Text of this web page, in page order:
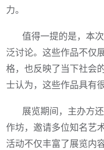
力。
值得一提的是，本
泛讨论。这些作品不仅
格，也反映了当下社会
士认为，这些作品具有
展览期间，主办方
作坊，邀请多位知名艺
活动不仅丰富了展览内